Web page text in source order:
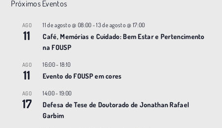
Próximos Eventos
AGO
11
11 de agosto @ 08:00 -13 de agosto @ 17:00
Café, Memórias e Cuidado: Bem Estar e Pertencimento
na FOUSP
AGO
11
16:00- 18:10
Evento do FOUSP em cores
AGO
17
14:00- 19:00
Defesa de Tese de Doutorado de Jonathan Rafael
Garbim